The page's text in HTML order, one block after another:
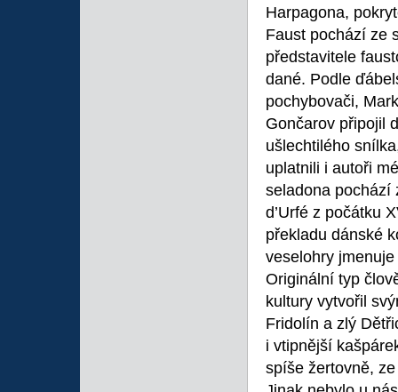
Harpagona,
Faust pochází ze
představitele
dané. Podle
pochybovači,
Gončarov připojil
ušlechtilého
uplatnili i autoři
seladona pochází
d’Urfé z počátku
překladu dánské
veselohry
Originální typ
kultury vytvořil
Fridolín a zlý
i vtipnější
spíše žertovně,